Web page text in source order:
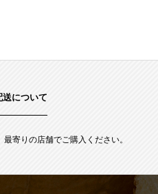
送について
寄りの店舗でご購入ください。